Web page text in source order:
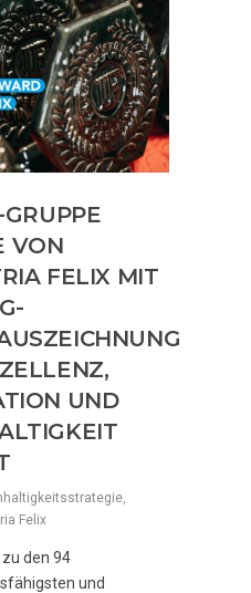
VON
FELIX MIT
UND
Felix
den 94
und